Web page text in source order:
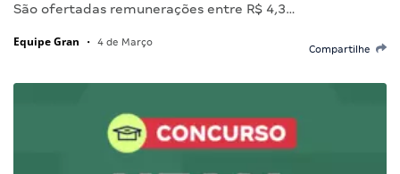
São ofertadas remunerações entre R$ 4,3…
Equipe Gran • 4 de Março
Compartilhe